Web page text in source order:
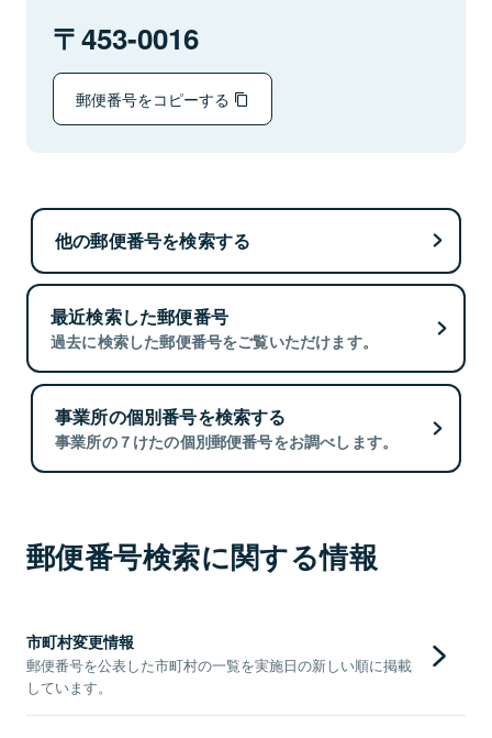
453-0016
郵便番号をコピーする
他の郵便番号を検索する
最近検索した郵便番号
過去に検索した郵便番号をご覧いただけます。
事業所の個別番号を検索する
事業所の７けたの個別郵便番号をお調べします。
郵便番号検索に関する情報
市町村変更情報
郵便番号を公表した市町村の一覧を実施日の新しい順に掲載
しています。